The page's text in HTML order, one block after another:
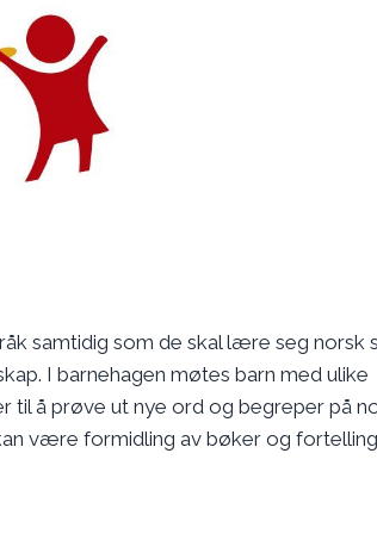
samtidig som de skal lære seg norsk
I barnehagen møtes barn med ulike
til å prøve ut nye ord og begreper på
være formidling av bøker og